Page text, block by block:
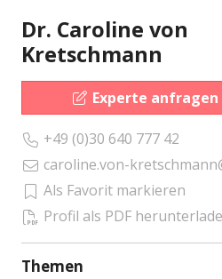
Dr. Caroline von
Kretschmann
Experte anfragen
+49 (0)30 640 777 42
caroline.von-
Als Favorit markieren
Profil als PDF
Themen